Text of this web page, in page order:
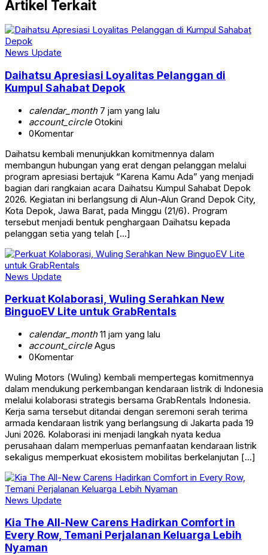
Artikel Terkait
News Update
Daihatsu Apresiasi Loyalitas Pelanggan di
Kumpul Sahabat Depok
calendar_month7 jam yang lalu
account_circleOtokini
0Komentar
Daihatsu kembali menunjukkan komitmennya dalam
membangun hubungan yang erat dengan pelanggan melalui
program apresiasi bertajuk “Karena Kamu Ada” yang menjadi
bagian dari rangkaian acara Daihatsu Kumpul Sahabat Depok
2026. Kegiatan ini berlangsung di Alun-Alun Grand Depok City,
Kota Depok, Jawa Barat, pada Minggu (21/6). Program
tersebut menjadi bentuk penghargaan Daihatsu kepada
pelanggan setia yang telah […]
News Update
Perkuat Kolaborasi, Wuling Serahkan New
BinguoEV Lite untuk GrabRentals
calendar_month11 jam yang lalu
account_circleAgus
0Komentar
Wuling Motors (Wuling) kembali mempertegas komitmennya
dalam mendukung perkembangan kendaraan listrik di Indonesia
melalui kolaborasi strategis bersama GrabRentals Indonesia.
Kerja sama tersebut ditandai dengan seremoni serah terima
armada kendaraan listrik yang berlangsung di Jakarta pada 19
Juni 2026. Kolaborasi ini menjadi langkah nyata kedua
perusahaan dalam memperluas pemanfaatan kendaraan listrik
sekaligus memperkuat ekosistem mobilitas berkelanjutan […]
News Update
Kia The All-New Carens Hadirkan Comfort in
Every Row, Temani Perjalanan Keluarga Lebih
Nyaman